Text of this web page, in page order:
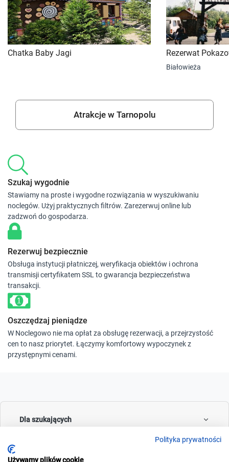
Chatka Baby Jagi Rezerwat
Białowieża
Atrakcje w Tarnopolu
Szukaj wygodnie
Stawiamy na proste i wygodne rozwiązania w wyszukiwaniu
noclegów. Użyj praktycznych filtrów. Zarezerwuj online lub
zadzwoń do gospodarza.
Rezerwuj bezpiecznie
Obsługa instytucji płatniczej, weryfikacja obiektów i ochrona
transmisji certyfikatem SSL to gwarancja bezpieczeństwa
transakcji.
Oszczędzaj pieniądze
W Noclegowo nie ma opłat za obsługę rezerwacji, a przejrzystość
cen to nasz priorytet. Łączymy komfortowy wypoczynek z
przystępnymi cenami.
Dla szukających
Polityka prywatności
Używamy plików cookie